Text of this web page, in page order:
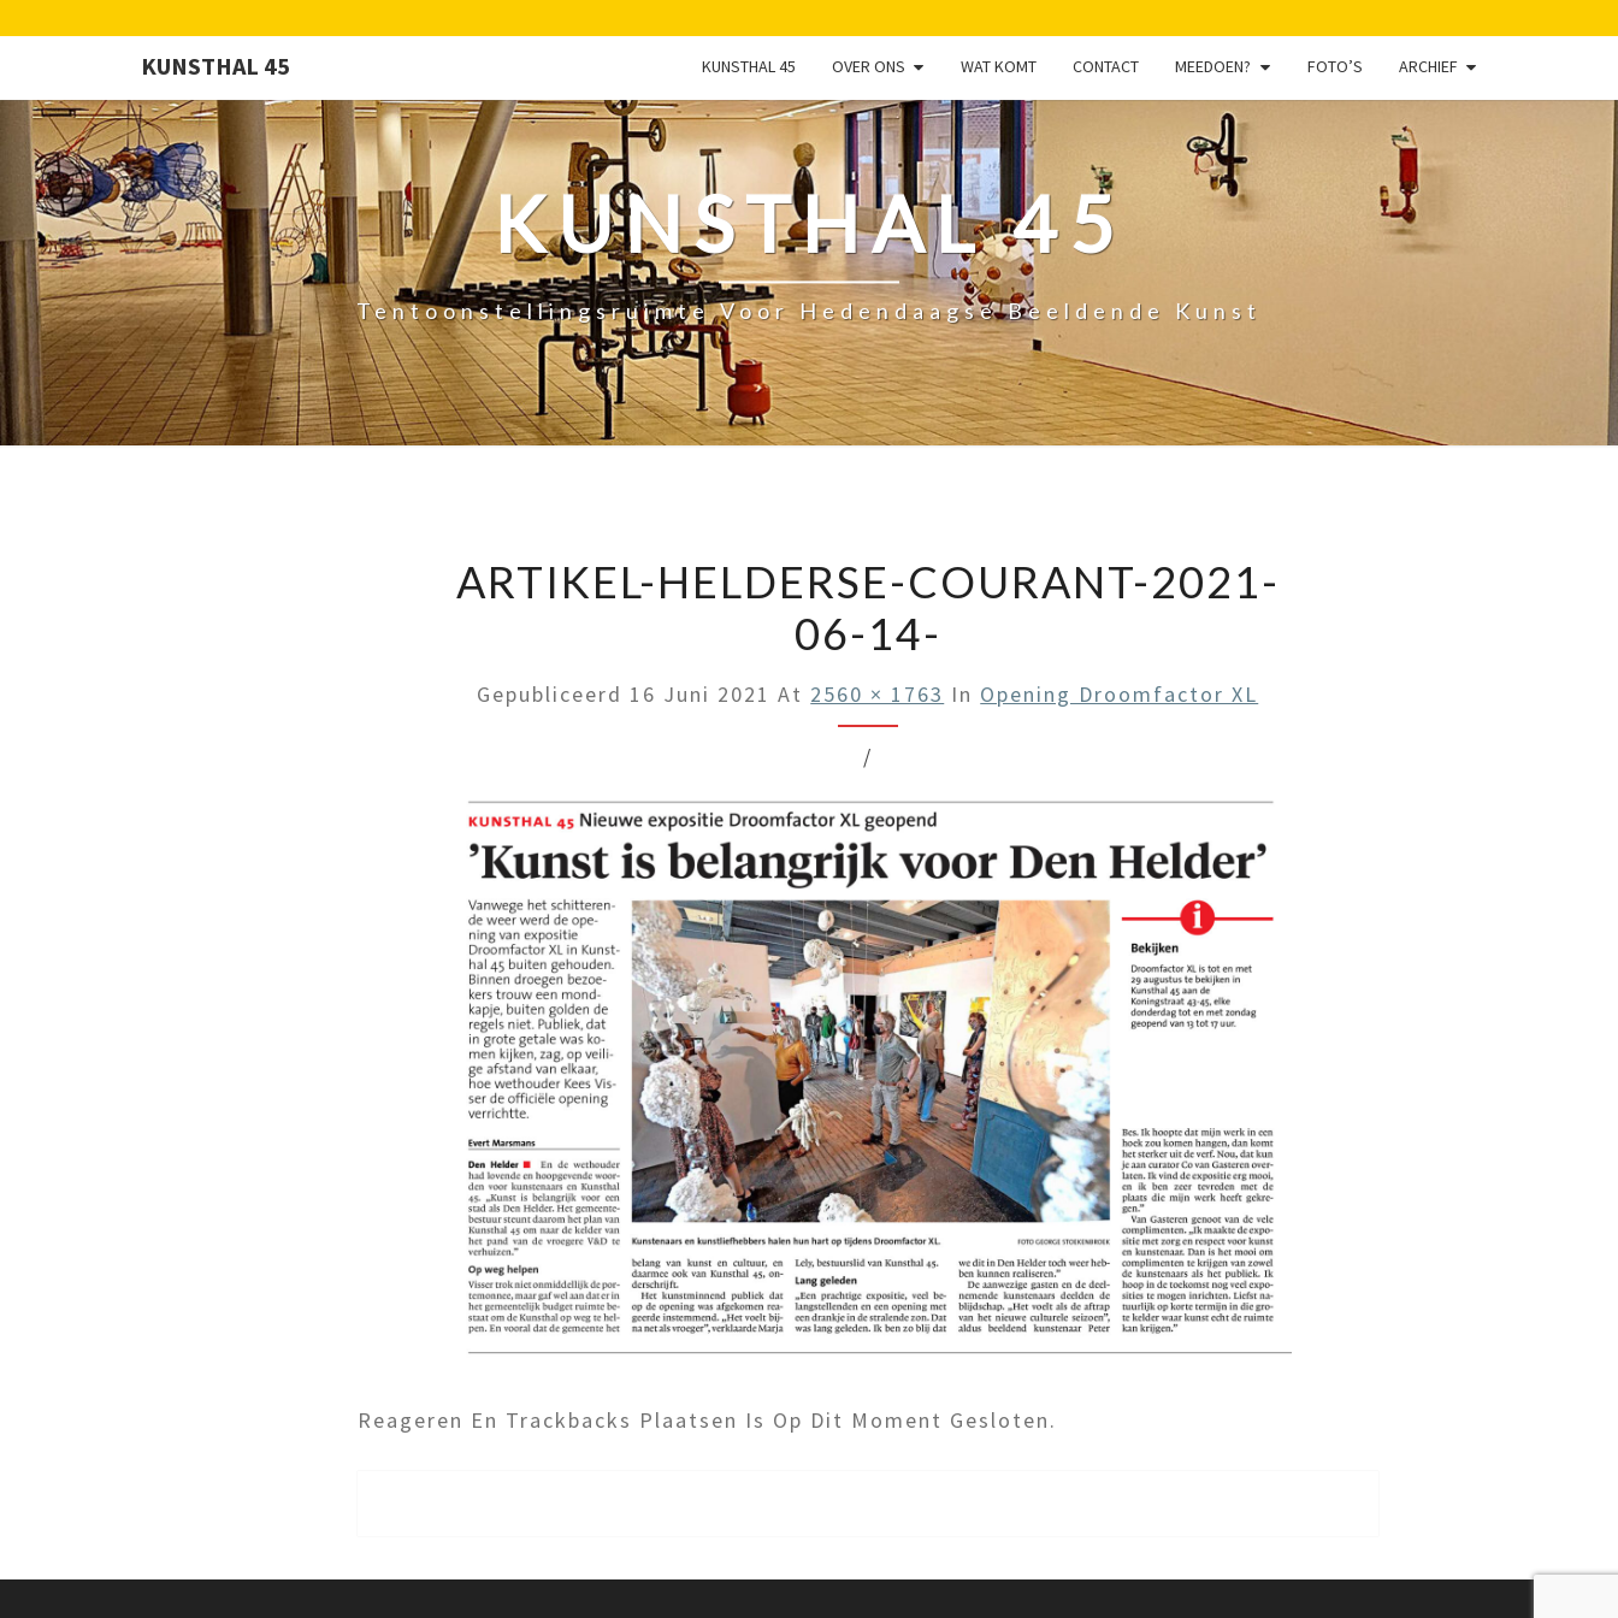
KUNSTHAL 45 KUNSTHAL 45 OVER ONS WAT KOMT CONTACT MEEDOEN? FOTO’S ARCHIEF
KUNSTHAL 45
Tentoonstellingsruimte Voor Hedendaagse Beeldende Kunst
ARTIKEL-HELDERSE-COURANT-2021-
06-14-
Gepubliceerd 16 Juni 2021 At 2560 × 1763 In Opening Droomfactor XL
/
Reageren En Trackbacks Plaatsen Is Op Dit Moment Gesloten.